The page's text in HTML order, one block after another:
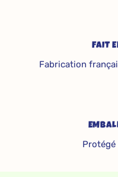
FAIT
Fabrication